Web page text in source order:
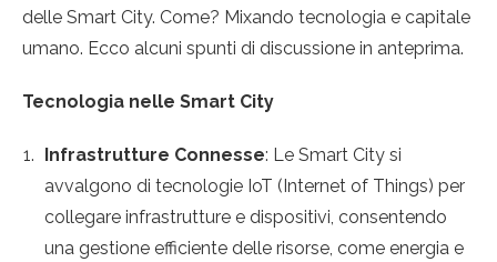
delle Smart City. Come? Mixando tecnologia e capitale
umano. Ecco alcuni spunti di discussione in anteprima.
Tecnologia nelle Smart City
Infrastrutture Connesse: Le Smart City si
avvalgono di tecnologie IoT (Internet of Things) per
collegare infrastrutture e dispositivi, consentendo
una gestione efficiente delle risorse, come energia e